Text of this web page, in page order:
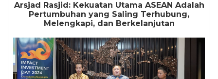
Arsjad Rasjid: Kekuatan Utama ASEAN Adalah
Pertumbuhan yang Saling Terhubung,
Melengkapi, dan Berkelanjutan